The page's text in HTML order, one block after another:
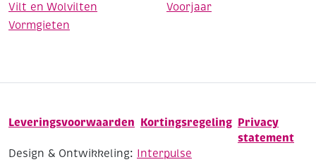
Vilt en Wolvilten
Voorjaar
Vormgieten
Leveringsvoorwaarden Kortingsregeling Privacy
statement
Design & Ontwikkeling: Interpulse